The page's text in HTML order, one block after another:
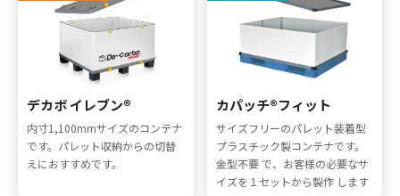
デカボ イレブン®
内寸1,100mmサイズのコンテナ
です。パレット収納からの切替
えにおすすめです。
カパッチ®フィット
サイズフリーのパレット装着型
プラスチック製コンテナです。
金型不要 で、お客様の必要なサ
イズを１セットから製作 します